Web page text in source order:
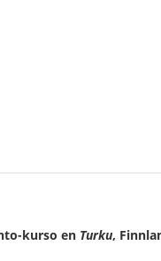
kurso en Turku,